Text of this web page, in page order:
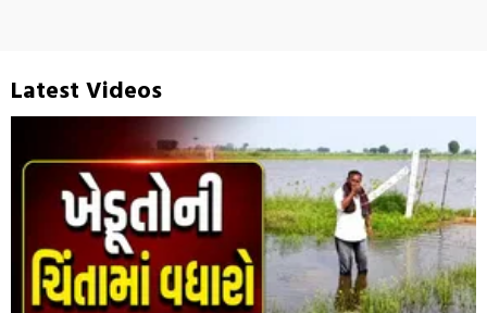
Latest Videos